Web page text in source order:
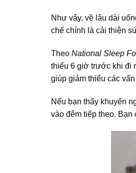
Như vậy, về lâu dài
chế chính là cải thiện
Theo National Sleep
thiểu 6 giờ trước khi đi
giúp giảm thiểu các
Nếu bạn thấy khuyến
vào đêm tiếp theo.